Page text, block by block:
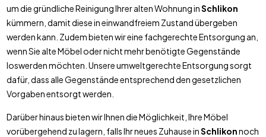
um die gründliche Reinigung Ihrer alten Wohnung inSchlikon
kümmern, damit diese in einwandfreiem Zustand übergeben
werden kann. Zudem bieten wir eine fachgerechte Entsorgung an,
wenn Sie alte Möbel oder nicht mehr benötigte Gegenstände
loswerden möchten. Unsere umweltgerechte Entsorgung sorgt
dafür, dass alle Gegenstände entsprechend den gesetzlichen
Vorgaben entsorgt werden.
Darüber hinaus bieten wir Ihnen die Möglichkeit, Ihre Möbel
vorübergehend zu lagern, falls Ihr neues Zuhause inSchlikonnoch